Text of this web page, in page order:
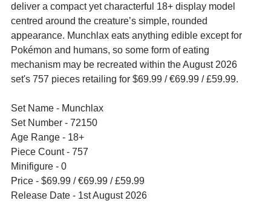
deliver a compact yet characterful 18+ display model
centred around the creature’s simple, rounded
appearance. Munchlax eats anything edible except for
Pokémon and humans, so some form of eating
mechanism may be recreated within the August 2026
set's 757 pieces retailing for $69.99 / €69.99 / £59.99.
Set Name - Munchlax
Set Number - 72150
Age Range - 18+
Piece Count - 757
Minifigure - 0
Price - $69.99 / €69.99 / £59.99
Release Date - 1st August 2026